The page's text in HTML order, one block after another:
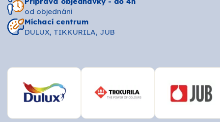
od objednání
Míchací centrum
DULUX, TIKKURILA, JUB